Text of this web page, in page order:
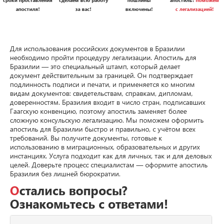
апостиля!
за вас!
включены!
с легализацией!
Для использования российских документов в Бразилии
необходимо пройти процедуру легализации. Апостиль для
Бразилии — это специальный штамп, который делает
документ действительным за границей. Он подтверждает
подлинность подписи и печати, и применяется ко многим
видам документов: свидетельствам, справкам, дипломам,
доверенностям. Бразилия входит в число стран, подписавших
Гаагскую конвенцию, поэтому апостиль заменяет более
сложную консульскую легализацию. Мы поможем оформить
апостиль для Бразилии быстро и правильно, с учётом всех
требований. Вы получите документы, готовые к
использованию в миграционных, образовательных и других
инстанциях. Услуга подходит как для личных, так и для деловых
целей. Доверьте процесс специалистам — оформите апостиль
Бразилия без лишней бюрократии.
Остались вопросы?
Ознакомьтесь с ответами!